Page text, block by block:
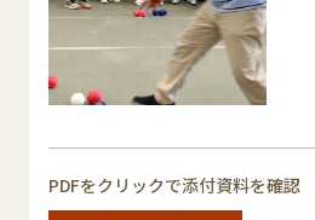
PDFをクリックで添付資料を確認